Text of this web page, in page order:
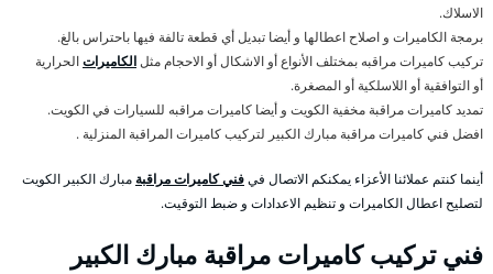
الاسلاك.
برمجة الكاميرات و اصلاح اعطالها و أيضا تبديل أي قطعة تالفة فيها باحتراس بالغ.
تركيب كاميرات مراقبه بمختلف الأنواع أو الاشكال أو الاحجام مثلالكاميراتالحرارية
أو التوافقية أو اللاسلكية أو المصغرة.
تمديد كاميرات مراقبة مخفية الكويت و أيضا كاميرات مراقبه للسيارات في الكويت.
افضل فني كاميرات مراقبة مبارك الكبير لتركيب كاميرات المراقبة المنزلية .
أينما كنتم عملائنا الأعزاء يمكنكم الاتصال فيفني كاميرات مراقبة مبارك الكبير الكويت
لتصليح اعطال الكاميرات و تنظيم الاعدادات و ضبط التوقيت.
فني تركيب كاميرات مراقبة مبارك الكبير